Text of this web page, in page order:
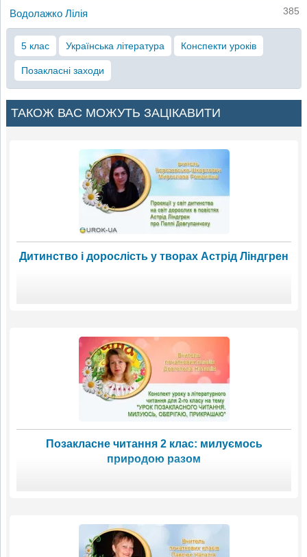
Водолажко Лілія 385
5 клас Українська література Конспекти уроків
Позакласні заходи
ТАКОЖ ВАС МОЖУТЬ ЗАЦІКАВИТИ
Дитинство і дорослість у творах Астрід Ліндгрен
Позакласне читання 2 клас: милуємось
природою разом